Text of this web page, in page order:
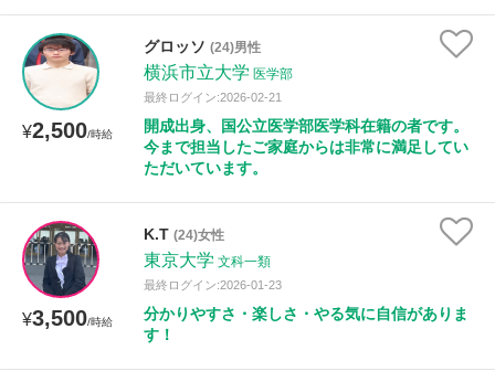
¥2,500/時給
グロッソ (24)男性
横浜市立大学 医学部
最終ログイン:2026-02-21
開成出身、国公立医学部医学科在籍の者です。
今まで担当したご家庭からは非常に満足してい
ただいています。
¥3,500/時給
K.T (24)女性
東京大学 文科一類
最終ログイン:2026-01-23
分かりやすさ・楽しさ・やる気に自信がありま
す！